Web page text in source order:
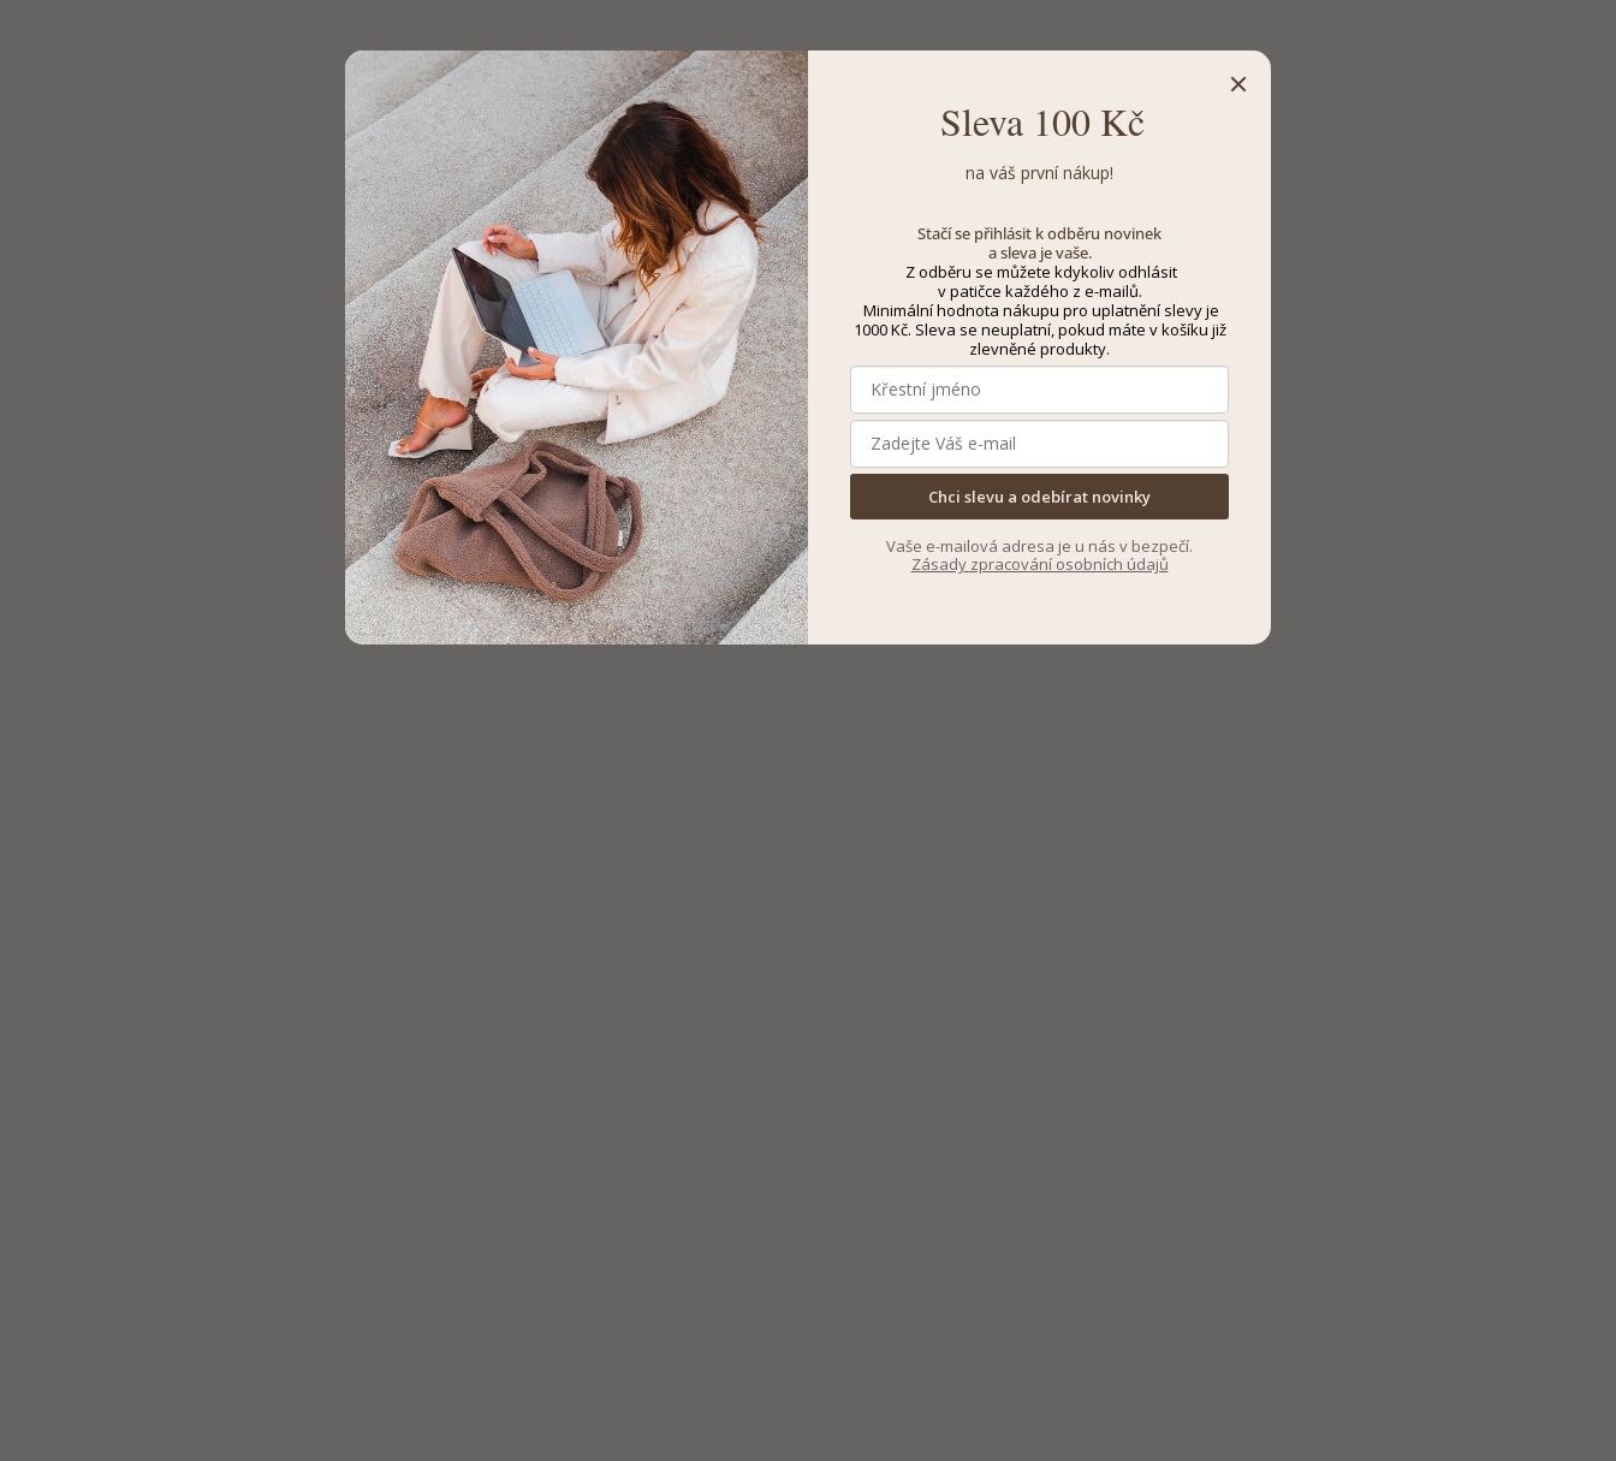
Sleva 100 Kč
na váš první nákup!
Stačí se přihlásit k odběru novinek
a sleva je vaše.
Z odběru se můžete kdykoliv odhlásit
v patičce každého z e-mailů.
Minimální hodnota nákupu pro uplatnění slevy je
1000 Kč. Sleva se neuplatní, pokud máte v košíku již
zlevněné produkty.
Chci slevu a odebírat novinky
Vaše e-mailová adresa je u nás v bezpečí.
Zásady zpracování osobních údajů